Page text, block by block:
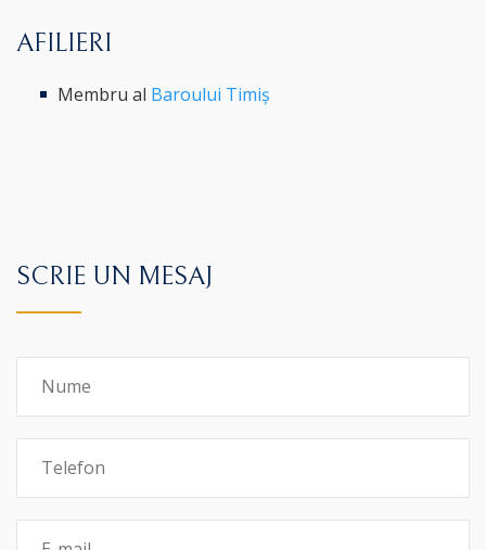
AFILIERI
Membru al Baroului Timiș
SCRIE UN MESAJ